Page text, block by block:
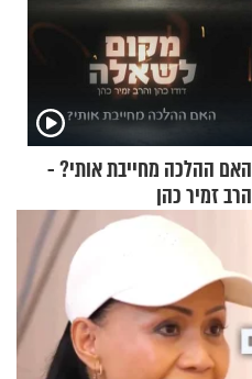
האם ההלכה מחייבת אותי? -
הרב זמיר כהן